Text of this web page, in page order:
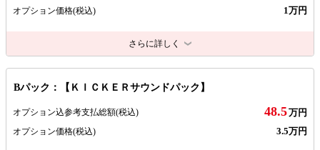
オプション価格(税込) 1万円
さらに詳しく
Bパック：【ＫＩＣＫＥＲサウンドパック】
オプション込参考支払総額(税込) 48.5万円
オプション価格(税込) 3.5万円